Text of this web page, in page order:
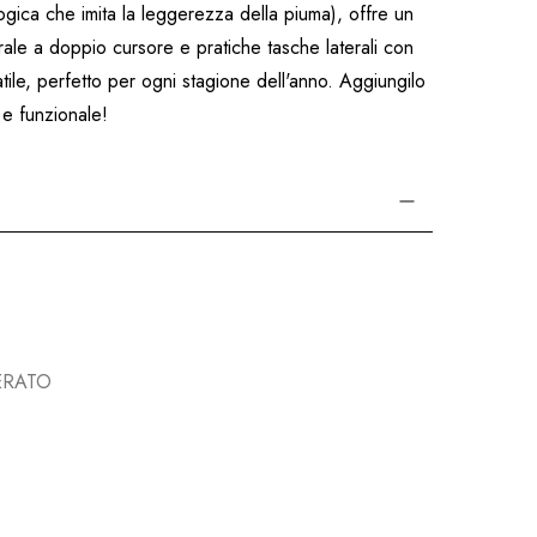
che imita la leggerezza della piuma), offre un
a doppio cursore e pratiche tasche laterali con
perfetto per ogni stagione dell'anno. Aggiungilo
funzionale!